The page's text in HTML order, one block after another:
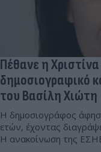
Πέθανε η
δημοσιογραφικό
του Βασίλη Χιώτη
Η δημοσιογράφος
ετών, έχοντας
Η ανακοίνωση της